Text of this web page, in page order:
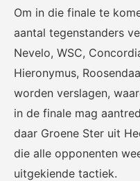
De online assistent voor
jeugdtrainers van
KNVB Shop
Om in die finale te
aantal tegenstanders
Nevelo, WSC,
Hieronymus,
worden verslagen,
in de finale mag
daar Groene Ster uit
die alle opponenten
uitgekiende tactiek.